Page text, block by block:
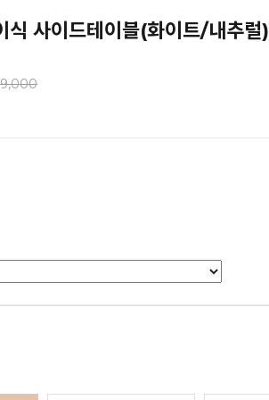
사이드테이블(화이트/내추럴)